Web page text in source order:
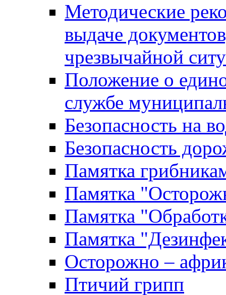
Методические
выдаче
чрезвычайной
Положение о
службе
Безопасность на
Безопасность
Памятка
Памятка
Памятка
Памятка
Осторожно –
Птичий грипп